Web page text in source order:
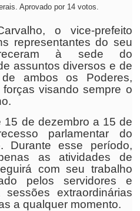
Aprovado por 14 votos.
o vice-prefeito
representantes do seu
à sede do
assuntos diversos e de
ambos os Poderes,
visando sempre o
15 de dezembro a 15 de
parlamentar do
Durante esse período,
as atividades de
com seu trabalho
pelos servidores e
sessões extraordinárias
a qualquer momento.